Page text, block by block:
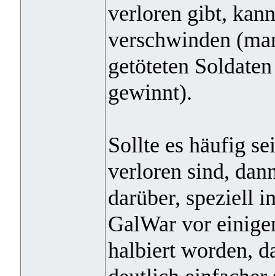
verloren gibt,
verschwinden
getöteten
gewinnt).
Sollte es häufig
verloren sind,
darüber, speziell
GalWar vor
halbiert worden,